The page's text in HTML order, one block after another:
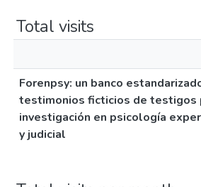
Policies
Total visits
Forenpsy: un banco
testimonios ficticios de testigos
investigación en psicología
y judicial